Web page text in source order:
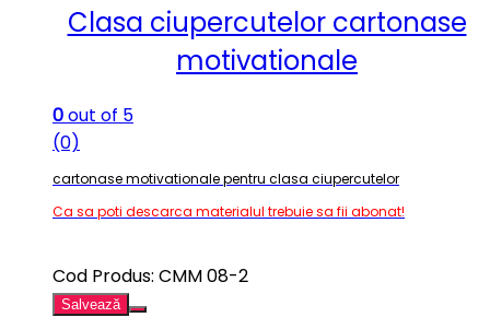
Clasa ciupercutelor cartonase
motivationale
0out of 5
(0)
cartonase motivationale pentru clasa ciupercutelor
Ca sa poti descarca materialul trebuie sa fii abonat!
Cod Produs: CMM 08-2
Salvează